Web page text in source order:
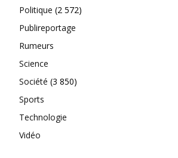
Politique (2 572)
Publireportage
Rumeurs
Science
Société (3 850)
Sports
Technologie
Vidéo